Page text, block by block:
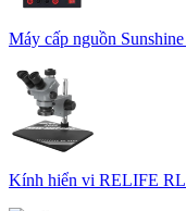
Máy cấp nguồn
Kính hiển vi RELIFE